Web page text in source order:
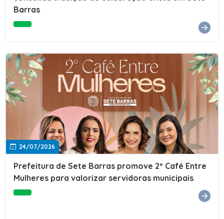
e do Instituto de Desenvolvimento Profissional
fundador da empresa Seu Consultor.Inscrições: FAÇA
AQUI
Barras
24/07/2026
Prefeitura de Sete Barras promove 2º Café Entre
Mulheres para valorizar servidoras municipais